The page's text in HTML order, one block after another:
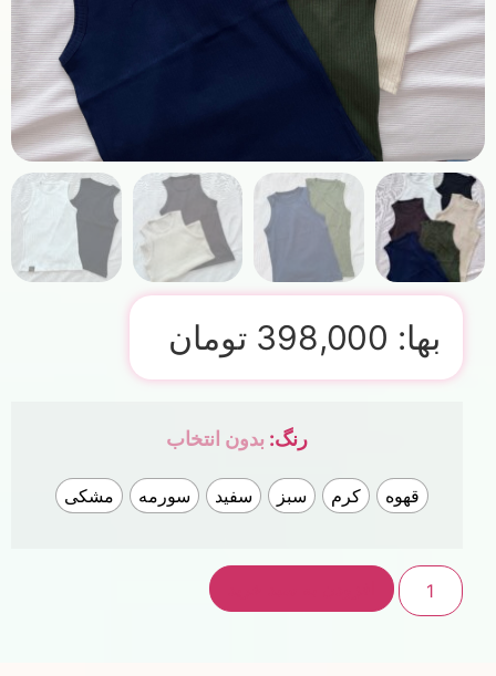
بها: 398,000 تومان
رنگ: بدون انتخاب
قهوه کرم سبز سفید سورمه مشکی